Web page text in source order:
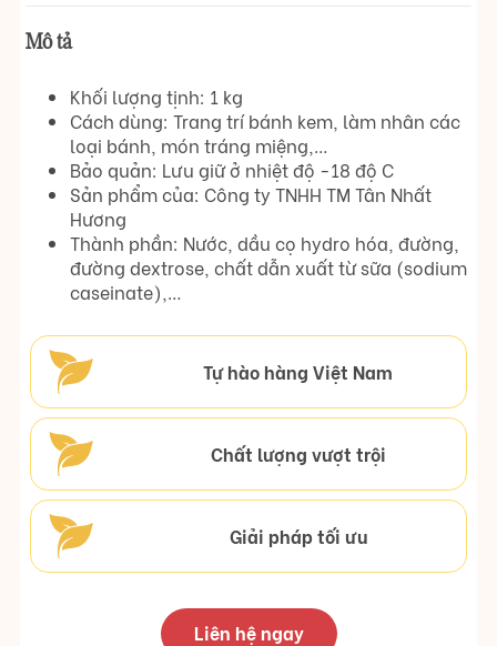
Mô tả
Khối lượng tịnh: 1 kg
Cách dùng: Trang trí bánh kem, làm nhân các
loại bánh, món tráng miệng,…
Bảo quản: Lưu giữ ở nhiệt độ -18 độ C
Sản phẩm của: Công ty TNHH TM Tân Nhất
Hương
Thành phần: Nước, dầu cọ hydro hóa, đường,
đường dextrose, chất dẫn xuất từ sữa (sodium
caseinate),…
Tự hào hàng Việt Nam
Chất lượng vượt trội
Giải pháp tối ưu
Liên hệ ngay